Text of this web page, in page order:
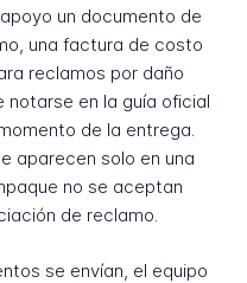
un documento de
una factura de costo
reclamos por daño
en la guía oficial
de la entrega.
aparecen solo en una
no se aceptan
de reclamo.
se envían, el equipo